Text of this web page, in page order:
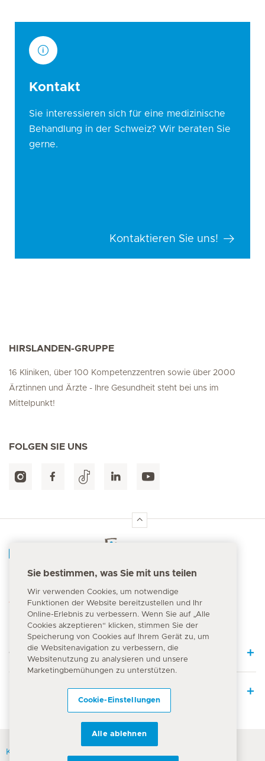
Kontakt
Sie interessieren sich für eine medizinische
Behandlung in der Schweiz? Wir beraten Sie
gerne.
Kontaktieren Sie uns!
HIRSLANDEN-GRUPPE
16 Kliniken, über 100 Kompetenzzentren sowie über 2000
Ärztinnen und Ärzte - Ihre Gesundheit steht bei uns im
Mittelpunkt!
FOLGEN SIE UNS
144
Quick Links
Leistungsangebot
Kontakt
Sie bestimmen, was Sie mit uns teilen
Wir verwenden Cookies, um notwendige
Funktionen der Website bereitzustellen und Ihr
Online-Erlebnis zu verbessern. Wenn Sie auf „Alle
Cookies akzeptieren“ klicken, stimmen Sie der
Speicherung von Cookies auf Ihrem Gerät zu, um
die Websitenavigation zu verbessern, die
Websitenutzung zu analysieren und unsere
Marketingbemühungen zu unterstützen.
Cookie-Einstellungen
Alle ablehnen